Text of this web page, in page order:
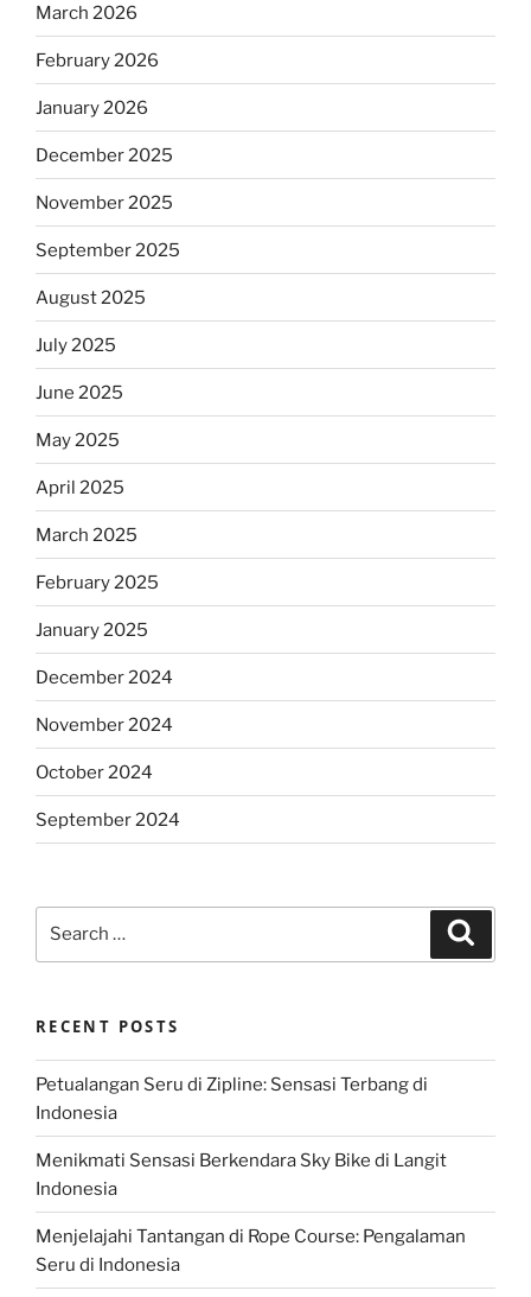
March 2026
February 2026
January 2026
December 2025
November 2025
September 2025
August 2025
July 2025
June 2025
May 2025
April 2025
March 2025
February 2025
January 2025
December 2024
November 2024
October 2024
September 2024
RECENT POSTS
Petualangan Seru di Zipline: Sensasi Terbang di
Indonesia
Menikmati Sensasi Berkendara Sky Bike di Langit
Indonesia
Menjelajahi Tantangan di Rope Course: Pengalaman
Seru di Indonesia